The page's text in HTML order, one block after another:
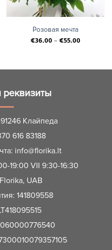
Розовая мечта
€36.00– €55.00
реквизиты
Клайпеда
616 83188
info@florika.lt
19:00 VII 9:30-16:30
UAB
141809558